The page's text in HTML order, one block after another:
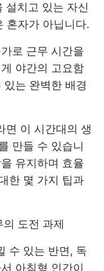
설치고 있는 자신
혼자가 아닙니다.
로 근무 시간을
야간의 고요함
는 완벽한 배경
면 이 시간대의 생
만들 수 있습니
유지하며 효율
한 몇 가지 팁과
도전 과제
수 있는 반면, 독
아침형 인간이